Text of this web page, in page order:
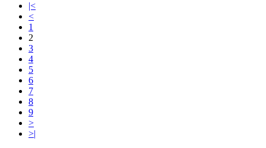
|<
<
1
2
3
4
5
6
7
8
9
>
>|